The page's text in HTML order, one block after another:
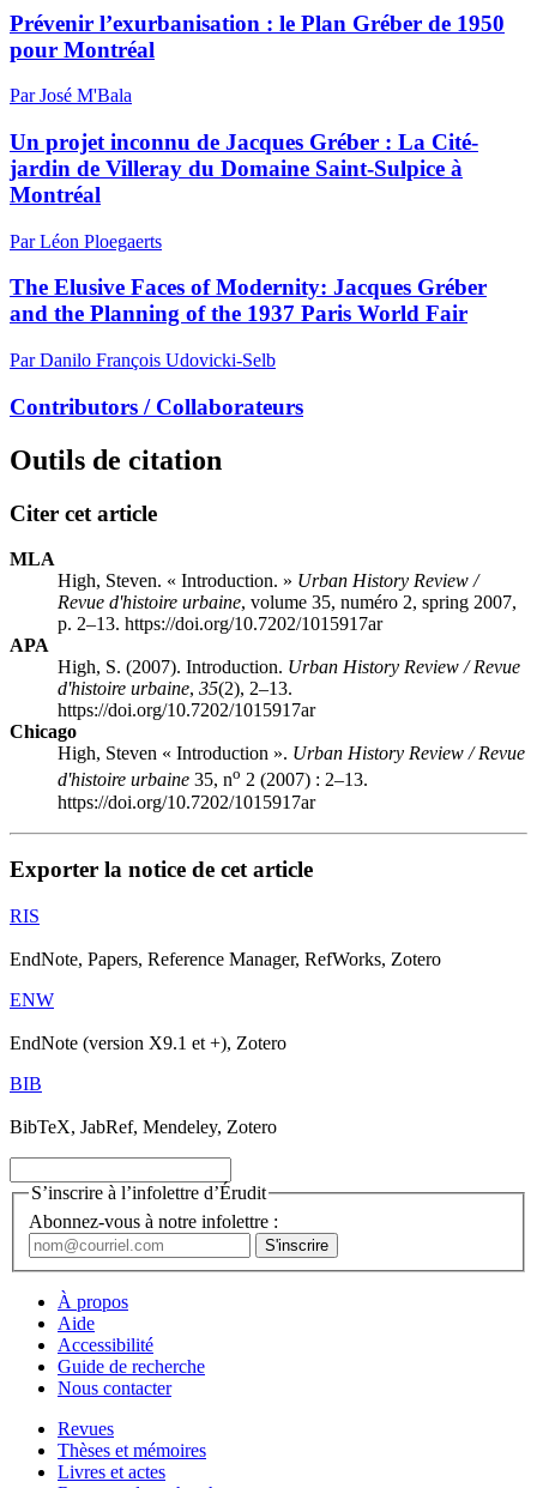
Prévenir l’exurbanisation : le Plan Gréber de 1950
pour Montréal
Par José M'Bala
Un projet inconnu de Jacques Gréber : La Cité-
jardin de Villeray du Domaine Saint-Sulpice à
Montréal
Par Léon Ploegaerts
The Elusive Faces of Modernity: Jacques Gréber
and the Planning of the 1937 Paris World Fair
Par Danilo François Udovicki-Selb
Contributors / Collaborateurs
Outils de citation
Citer cet article
MLA
High, Steven. « Introduction. » Urban History Review /
Revue d'histoire urbaine, volume 35, numéro 2, spring 2007,
p. 2–13. https://doi.org/10.7202/1015917ar
APA
High, S. (2007). Introduction. Urban History Review / Revue
d'histoire urbaine, 35(2), 2–13.
https://doi.org/10.7202/1015917ar
Chicago
High, Steven « Introduction ». Urban History Review / Revue
d'histoire urbaine 35, no 2 (2007) : 2–13.
https://doi.org/10.7202/1015917ar
Exporter la notice de cet article
RIS
EndNote, Papers, Reference Manager, RefWorks, Zotero
ENW
EndNote (version X9.1 et +), Zotero
BIB
BibTeX, JabRef, Mendeley, Zotero
S’inscrire à l’infolettre d’Érudit
Abonnez-vous à notre infolettre :
À propos
Aide
Accessibilité
Guide de recherche
Nous contacter
Revues
Thèses et mémoires
Livres et actes